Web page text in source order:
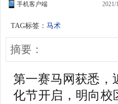
手机客户端 2021/
TAG标签： 马术
摘要：
第一赛马网获悉，
化节开启，明向校